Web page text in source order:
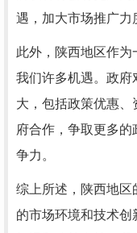
遇，加大市场推广力
此外，陕西地区作为
我们许多机遇。政府
大，包括政策优惠
府合作，争取更多
争力。
综上所述，陕西地区
的市场环境和技术